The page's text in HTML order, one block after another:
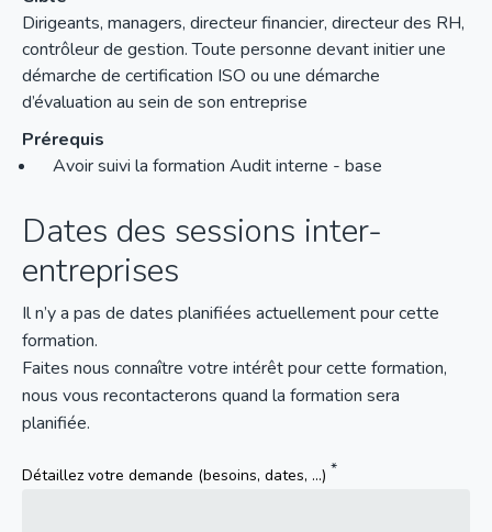
Dirigeants, managers, directeur financier, directeur des RH,
contrôleur de gestion. Toute personne devant initier une
démarche de certification ISO ou une démarche
d’évaluation au sein de son entreprise
Prérequis
Avoir suivi la formation Audit interne - base
Dates des sessions inter-
entreprises
Il n’y a pas de dates planifiées actuellement pour cette
formation.
Faites nous connaître votre intérêt pour cette formation,
nous vous recontacterons quand la formation sera
planifiée.
Détaillez votre demande (besoins, dates, ...)